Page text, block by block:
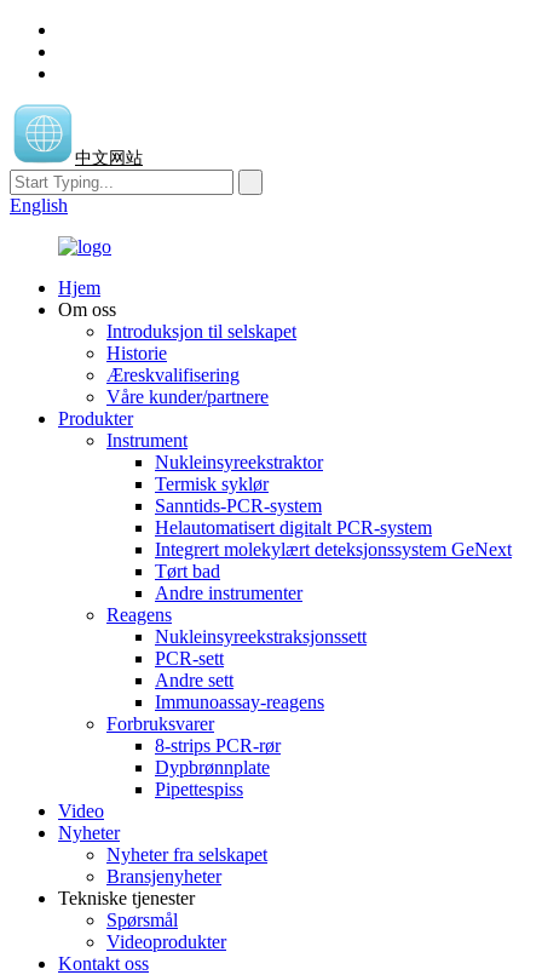
中文网站
English
Hjem
Om oss
Introduksjon til selskapet
Historie
Æreskvalifisering
Våre kunder/partnere
Produkter
Instrument
Nukleinsyreekstraktor
Termisk syklør
Sanntids-PCR-system
Helautomatisert digitalt PCR-system
Integrert molekylært deteksjonssystem GeNext
Tørt bad
Andre instrumenter
Reagens
Nukleinsyreekstraksjonssett
PCR-sett
Andre sett
Immunoassay-reagens
Forbruksvarer
8-strips PCR-rør
Dypbrønnplate
Pipettespiss
Video
Nyheter
Nyheter fra selskapet
Bransjenyheter
Tekniske tjenester
Spørsmål
Videoprodukter
Kontakt oss